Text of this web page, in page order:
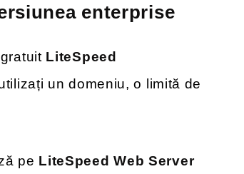
enterprise
LiteSpeed
un domeniu, o limită de
pe LiteSpeed Web Server